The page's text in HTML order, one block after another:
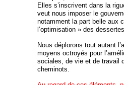
Elles s’inscrivent dans la
veut nous imposer le
notamment la part belle aux
l’optimisation » des
Nous déplorons tout autant
moyens octroyés pour
sociales, de vie et de travail
cheminots.